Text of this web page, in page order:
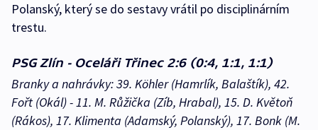
Polanský, který se do sestavy vrátil po disciplinárním
trestu.
PSG Zlín - Oceláři Třinec 2:6 (0:4, 1:1, 1:1)
Branky a nahrávky: 39. Köhler (Hamrlík, Balaštík), 42.
Fořt (Okál) - 11. M. Růžička (Zíb, Hrabal), 15. D. Květoň
(Rákos), 17. Klimenta (Adamský, Polanský), 17. Bonk (M.